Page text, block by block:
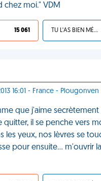
chez moi." VDM
15 061 TU L'AS BIEN MÉRITÉ
16:01 - France - Plougonven
que j'aime secrètement
quitter, il se penche vers
les yeux, nos lèvres se
pour ensuite… m'ouvrir